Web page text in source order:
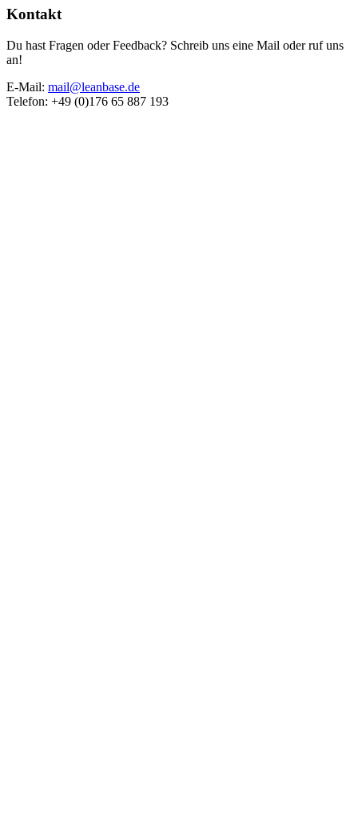
Kontakt
Du hast Fragen oder Feedback? Schreib uns eine Mail oder ruf uns
an!
E-Mail: mail@leanbase.de
Telefon: +49 (0)176 65 887 193